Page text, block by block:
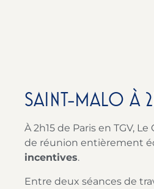
SAINT-MALO À
À 2h15 de Paris en TGV,
de réunion entièrement
incentives.
Entre deux séances de